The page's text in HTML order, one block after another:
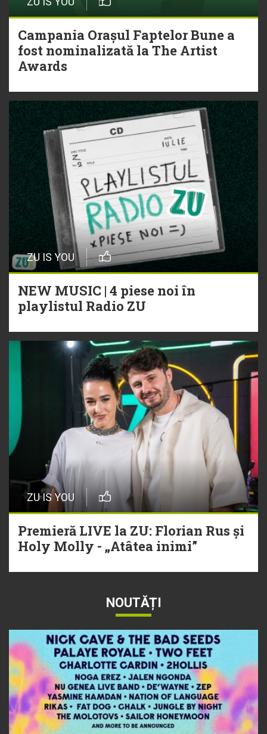
Campania Orașul Faptelor Bune a
fost nominalizată la The Artist
Awards
ZU IS YOU
NEW MUSIC | 4 piese noi în
playlistul Radio ZU
ZU IS YOU
Premieră LIVE la ZU: Florian Rus și
Holy Molly - „Atâtea inimi”
NOUTĂȚI